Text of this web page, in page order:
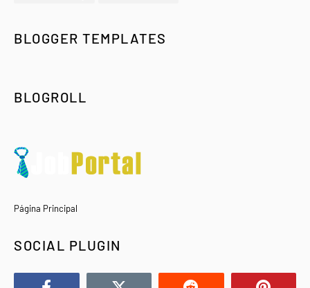
BLOGGER TEMPLATES
BLOGROLL
Página Principal
SOCIAL PLUGIN